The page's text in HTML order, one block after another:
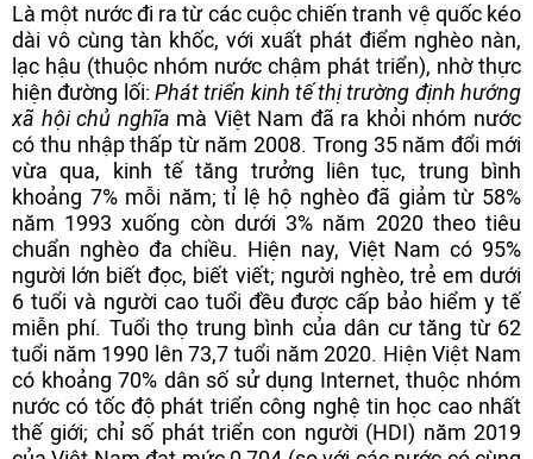
Là một nước đi ra từ các cuộc chiến tranh vệ quốc kéo
dài vô cùng tàn khốc, với xuất phát điểm nghèo nàn,
lạc hậu (thuộc nhóm nước chậm phát triển), nhờ thực
hiện đường lối:Phát triển kinh tế thị trường định hướng
xã hội chủ nghĩa mà Việt Nam đã ra khỏi nhóm nước
có thu nhập thấp từ năm 2008. Trong 35 năm đổi mới
vừa qua, kinh tế tăng trưởng liên tục, trung bình
khoảng 7% mỗi năm; tỉ lệ hộ nghèo đã giảm từ 58%
năm 1993 xuống còn dưới 3% năm 2020 theo tiêu
chuẩn nghèo đa chiều. Hiện nay, Việt Nam có 95%
người lớn biết đọc, biết viết; người nghèo, trẻ em dưới
6 tuổi và người cao tuổi đều được cấp bảo hiểm y tế
miễn phí. Tuổi thọ trung bình của dân cư tăng từ 62
tuổi năm 1990 lên 73,7 tuổi năm 2020. Hiện Việt Nam
có khoảng 70% dân số sử dụng Internet, thuộc nhóm
nước có tốc độ phát triển công nghệ tin học cao nhất
thế giới; chỉ số phát triển con người (HDI) năm 2019